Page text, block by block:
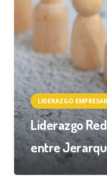
LIDERAZGO
Liderazgo
entre